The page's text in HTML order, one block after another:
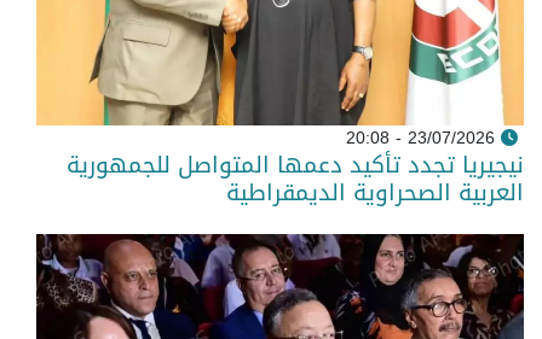
23/07/2026 - 20:08
نيجيريا تجدد تأكيد دعمها المتواصل للجمهورية
العربية الصحراوية الديمقراطية